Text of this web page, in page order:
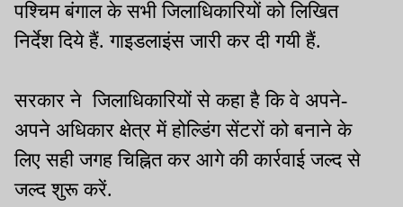
पश्चिम बंगाल के सभी जिलाधिकारियों को लिखित
निर्देश दिये हैं. गाइडलाइंस जारी कर दी गयी हैं.
सरकार ने जिलाधिकारियों से कहा है कि वे अपने-
अपने अधिकार क्षेत्र में होल्डिंग सेंटरों को बनाने के
लिए सही जगह चिह्नित कर आगे की कार्रवाई जल्द से
जल्द शुरू करें.